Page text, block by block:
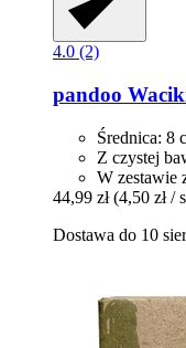
4.0 (2)
pandoo
Średnica: 8
Z czystej
W zestawie
44,99 zł (4,50 zł /
Dostawa do 10